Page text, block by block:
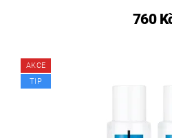
760
AKCE
TIP